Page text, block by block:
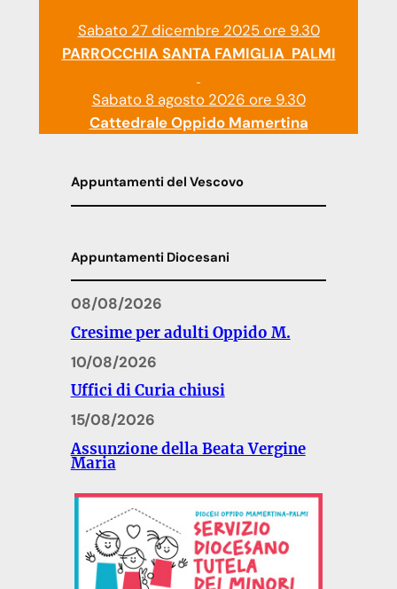
Sabato 27 dicembre 2025 ore 9.30
PARROCCHIA SANTA FAMIGLIA PALMI
Sabato 8 agosto 2026 ore 9.30
Cattedrale Oppido Mamertina
Appuntamenti del Vescovo
Appuntamenti Diocesani
08/08/2026
Cresime per adulti Oppido M.
10/08/2026
Uffici di Curia chiusi
15/08/2026
Assunzione della Beata Vergine
Maria